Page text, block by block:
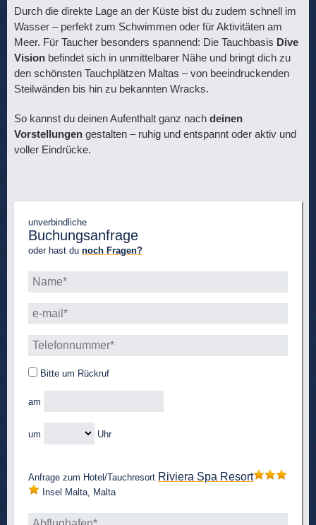
Durch die direkte Lage an der Küste bist du zudem schnell im
Wasser – perfekt zum Schwimmen oder für Aktivitäten am
Meer. Für Taucher besonders spannend: Die Tauchbasis Dive
Vision befindet sich in unmittelbarer Nähe und bringt dich zu
den schönsten Tauchplätzen Maltas – von beeindruckenden
Steilwänden bis hin zu bekannten Wracks.
So kannst du deinen Aufenthalt ganz nach deinen
Vorstellungen gestalten – ruhig und entspannt oder aktiv und
voller Eindrücke.
unverbindliche
Buchungsanfrage
oder hast du noch Fragen?
Bitte um Rückruf
am
um Uhr
Anfrage zum Hotel/Tauchresort Riviera Spa Resort
Insel Malta, Malta